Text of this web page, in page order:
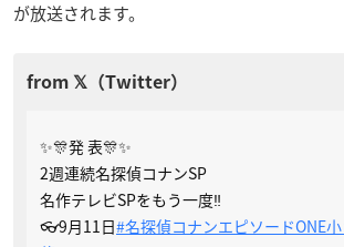
が放送されます。
✨🎊発 表🎊✨
2週連続名探偵コナンSP
名作テレビSPをもう一度‼️
👓9月11日#名探偵コナンエピソードONE